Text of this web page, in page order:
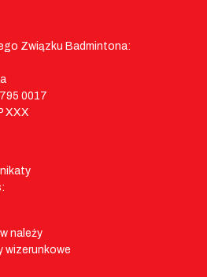
Związku Badmintona:
0017
XXX
należy
wizerunkowe